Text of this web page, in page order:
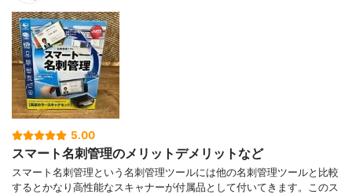
5.00
スマート名刺管理のメリットデメリットなど
スマート名刺管理という名刺管理ツールには他の名刺管理ツールと比較
するとかなり高性能なスキャナーが付属品として付いてきます。このス